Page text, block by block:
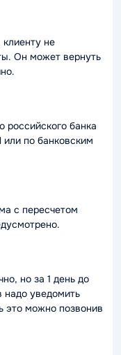
не
Он может вернуть
российского банка
по банковским
с пересчетом
но за 1 день до
надо уведомить
это можно позвонив